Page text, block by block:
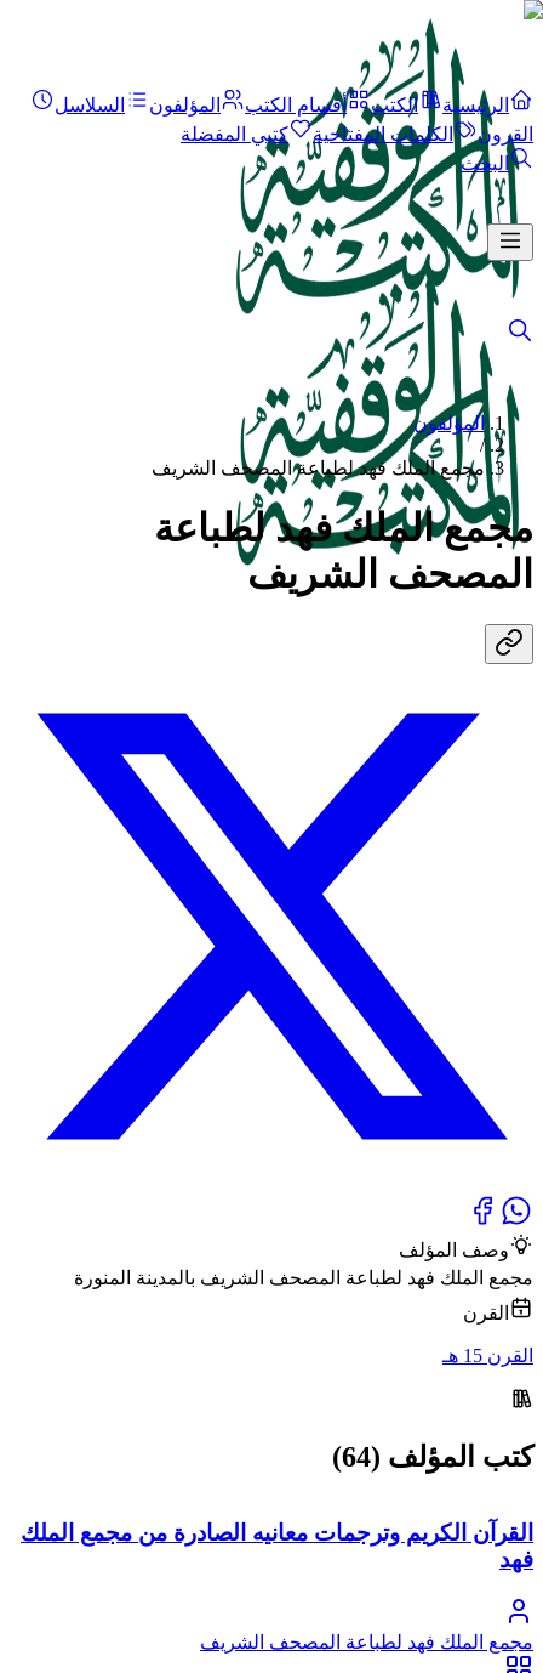
الرئيسية الكتب أقسام الكتب المؤلفون
السلاسل
القرون
الكلمات المفتاحية
كتبي المفضلة
البحث
المؤلفون
/
مجمع الملك فهد لطباعة المصحف الشريف
مجمع الملك فهد لطباعة
المصحف الشريف
وصف المؤلف
مجمع الملك فهد لطباعة المصحف الشريف بالمدينة المنورة
القرن
القرن 15 هـ
كتب المؤلف (64)
القرآن الكريم وترجمات معانيه الصادرة من مجمع الملك
فهد
مجمع الملك فهد لطباعة المصحف الشريف